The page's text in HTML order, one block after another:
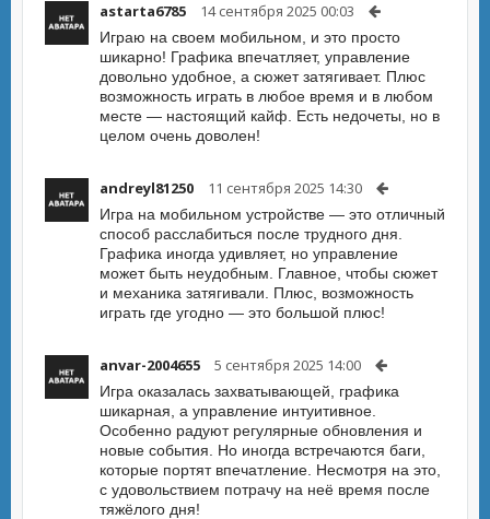
astarta6785 14 сентября 2025 00:03
Играю на своем мобильном, и это просто
шикарно! Графика впечатляет, управление
довольно удобное, а сюжет затягивает. Плюс
возможность играть в любое время и в любом
месте — настоящий кайф. Есть недочеты, но в
целом очень доволен!
andreyl81250 11 сентября 2025 14:30
Игра на мобильном устройстве — это отличный
способ расслабиться после трудного дня.
Графика иногда удивляет, но управление
может быть неудобным. Главное, чтобы сюжет
и механика затягивали. Плюс, возможность
играть где угодно — это большой плюс!
anvar-2004655 5 сентября 2025 14:00
Игра оказалась захватывающей, графика
шикарная, а управление интуитивное.
Особенно радуют регулярные обновления и
новые события. Но иногда встречаются баги,
которые портят впечатление. Несмотря на это,
с удовольствием потрачу на неё время после
тяжёлого дня!